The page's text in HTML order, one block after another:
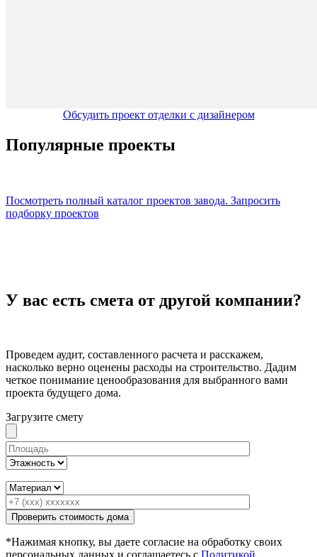
Обсудить проект отделки с дизайнером
Популярные проекты
Посмотреть полный каталог проектов завода. Запросить
подборку проектов
У вас есть смета от другой компании?
Проведем аудит, составленного расчета и расскажем,
насколько верно оценены расходы на строительство. Дадим
четкое понимание ценообразования для выбранного вами
проекта будущего дома.
Загрузите смету
*Нажимая кнопку, вы даете согласие на обработку своих
персональных данных и соглашаетесь с Политикой